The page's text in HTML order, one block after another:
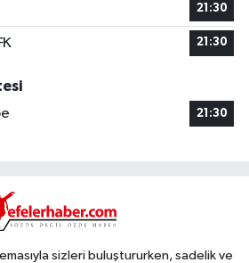
21:30
21:30
21:30
sizleri buluştururken, sadelik ve